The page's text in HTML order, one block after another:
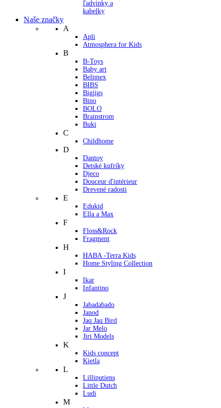
ľadvinky a
kabelky
Naše značky
A
Apli
Atmosphera for Kids
B
B-Toys
Baby art
Belimex
BIBS
Bigjigs
Bino
BOLO
Brainstrom
Buki
C
Childhome
D
Dantoy
Detské kufríky
Djeco
Douceur d'intérieur
Drevené radosti
E
Edukid
Ella a Max
F
Floss&Rock
Fragment
H
HABA -Terra Kids
Home Styling Collection
I
Ikar
Infantino
J
Jabadabado
Janod
Jaq Jaq Bird
Jar Melo
Jiri Models
K
Kids concept
Kietla
L
Lilliputiens
Little Dutch
Ludi
M